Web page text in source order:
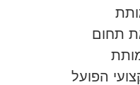
תחום
הפועל